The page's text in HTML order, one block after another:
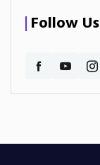
Follow Us